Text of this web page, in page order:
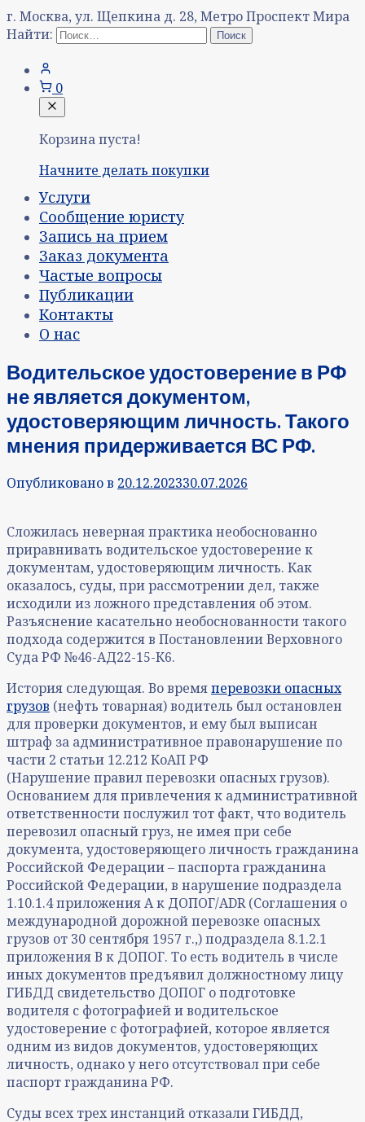
г. Москва, ул. Щепкина д. 28, Метро Проспект Мира
Найти:
0
Корзина пуста!
Начните делать покупки
Услуги
Сообщение юристу
Запись на прием
Заказ документа
Частые вопросы
Публикации
Контакты
О нас
Водительское удостоверение в РФ
не является документом,
удостоверяющим личность. Такого
мнения придерживается ВС РФ.
Опубликовано в 20.12.202330.07.2026
Сложилась неверная практика необоснованно
приравнивать водительское удостоверение к
документам, удостоверяющим личность. Как
оказалось, суды, при рассмотрении дел, также
исходили из ложного представления об этом.
Разъяснение касательно необоснованности такого
подхода содержится в Постановлении Верховного
Суда РФ №46-АД22-15-К6.
История следующая. Во времяперевозки опасных
грузов (нефть товарная) водитель был остановлен
для проверки документов, и ему был выписан
штраф за административное правонарушение по
части 2 статьи 12.212 КоАП РФ
(Нарушение правил перевозки опасных грузов).
Основанием для привлечения к административной
ответственности послужил тот факт, что водитель
перевозил опасный груз, не имея при себе
документа, удостоверяющего личность гражданина
Российской Федерации – паспорта гражданина
Российской Федерации, в нарушение подраздела
1.10.1.4 приложения А к ДОПОГ/ADR (Соглашения о
международной дорожной перевозке опасных
грузов от 30 сентября 1957 г.,) подраздела 8.1.2.1
приложения В к ДОПОГ. То есть водитель в числе
иных документов предъявил должностному лицу
ГИБДД свидетельство ДОПОГ о подготовке
водителя с фотографией и водительское
удостоверение с фотографией, которое является
одним из видов документов, удостоверяющих
личность, однако у него отсутствовал при себе
паспорт гражданина РФ.
Суды всех трех инстанций отказали ГИБДД,